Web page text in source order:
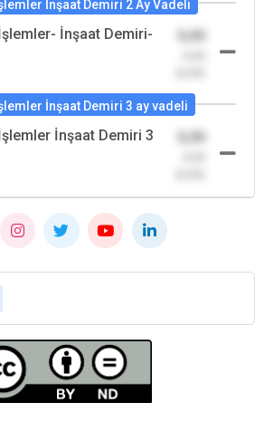
İnşaat Demiri 2 Ay Vadeli
İnşaat Demiri-
İnşaat Demiri 3 ay vadeli
İnşaat Demiri 3